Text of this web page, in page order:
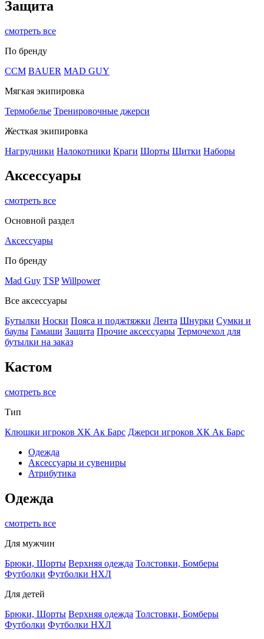
Защита
смотреть все
По бренду
CCM BAUER MAD GUY
Мягкая экипировка
Термобелье Тренировочные джерси
Жесткая экипировка
Нагрудники Налокотники Краги Шорты Щитки Наборы
Аксессуары
смотреть все
Основной раздел
Аксессуары
По бренду
Mad Guy TSP Willpower
Все аксессуары
Бутылки Носки Пояса и поджтяжки Лента Шнурки Сумки и
баулы Гамаши Защита Прочие аксессуары Термочехол для
бутылки на заказ
Кастом
смотреть все
Тип
Клюшки игроков ХК Ак Барс Джерси игроков ХК Ак Барс
Одежда
Аксессуары и сувениры
Атрибутика
Одежда
смотреть все
Для мужчин
Брюки, Шорты Верхняя одежда Толстовки, Бомберы
Футболки Футболки НХЛ
Для детей
Брюки, Шорты Верхняя одежда Толстовки, Бомберы
Футболки Футболки НХЛ